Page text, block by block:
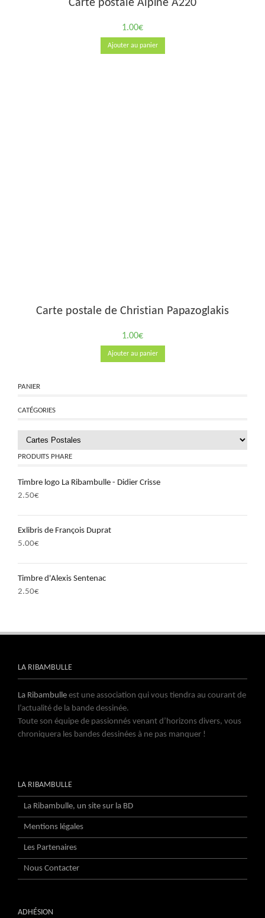
Carte postale Alpine A220
1.00€
Ajouter au panier
Carte postale de Christian Papazoglakis
1.00€
Ajouter au panier
PANIER
CATÉGORIES
PRODUITS PHARE
Timbre logo La Ribambulle - Didier Crisse
2.50€
Exlibris de François Duprat
5.00€
Timbre d'Alexis Sentenac
2.50€
LA RIBAMBULLE
La Ribambulle est une association qui vous tiendra au courant de
l’actualité de la bande dessinée.
Toute son équipe de passionnés venant d’horizons divers, vous
chroniquera les bandes dessinées à ne pas manquer !
LA RIBAMBULLE
La Ribambulle, un site sur la BD
Mentions légales
Les Partenaires
Nous Contacter
ADHÉSION